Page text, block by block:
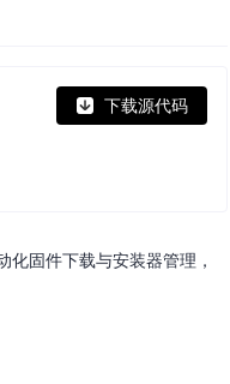
下载源代码
固件下载与安装器管理，